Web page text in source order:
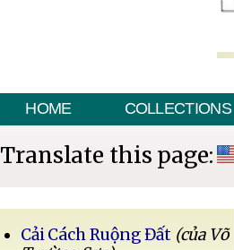
HOME COLLECTIONS
Translate this page:
Cải Cách Ruộng Đất (của Võ